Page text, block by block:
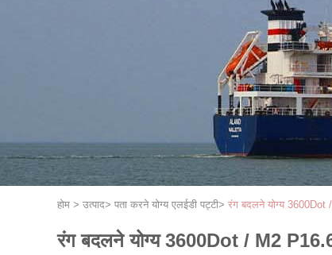
होम > उत्पाद> पता करने योग्य एलईडी पट्टी> रंग बदलने योग्य 3600Dot
रंग बदलने योग्य 3600Dot / M2